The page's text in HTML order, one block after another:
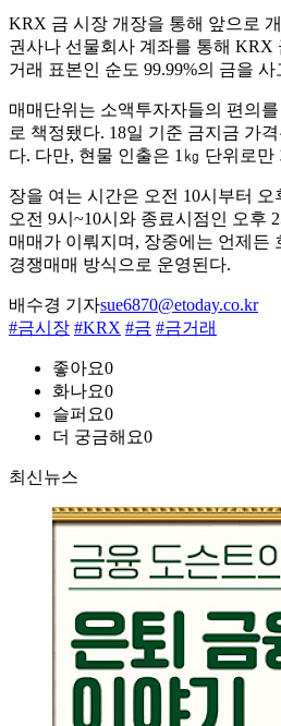
KRX 금 시장 개장을 통해 앞으로
권사나 선물회사 계좌를 통해 KRX
거래 표본인 순도 99.99%의 금을
매매단위는 소액투자자들의 편의
로 책정됐다. 18일 기준 금지금 가격
다. 다만, 현물 인출은 1㎏ 단위로만
장을 여는 시간은 오전 10시부터
오전 9시~10시와 종료시점인 오후
매매가 이뤄지며, 장중에는 언제든
경쟁매매 방식으로 운영된다.
배수경 기자sue6870@etoday.co.kr
#금시장 #KRX #금 #금거래
좋아요0
화나요0
슬퍼요0
더 궁금해요0
최신뉴스